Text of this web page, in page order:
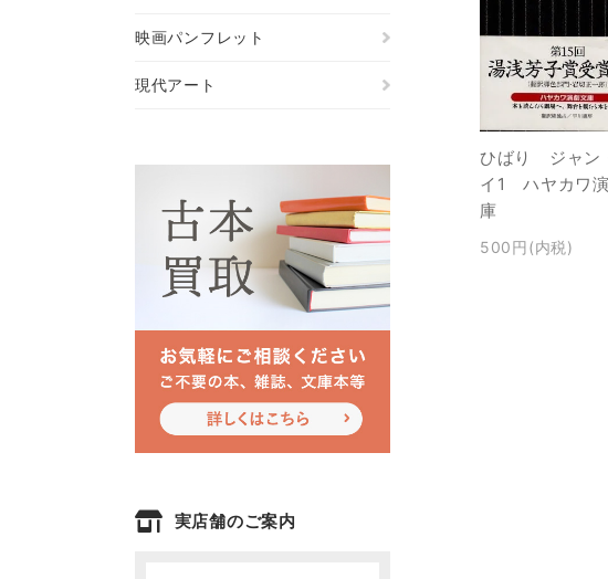
ひばり ジャン
イ1 ハヤカワ
庫
500円(内税)
映画パンフレット
現代アート
実店舗のご案内